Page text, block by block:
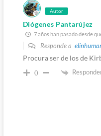
Autor
Diógenes Pantarújez
7 años han pasado desde
Responde a
Procura ser de los de
0